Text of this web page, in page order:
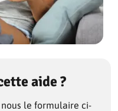
aide ?
le formulaire ci-